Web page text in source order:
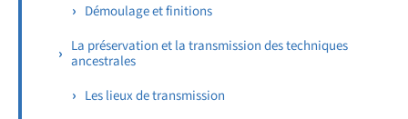
Démoulage et finitions
La préservation et la transmission des techniques
ancestrales
Les lieux de transmission